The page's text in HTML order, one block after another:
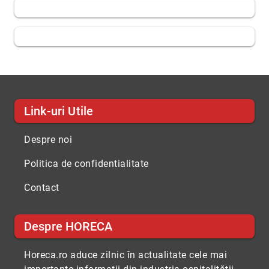
Link-uri Utile
Despre noi
Politica de confidentialitate
Contact
Despre HORECA
Horeca.ro aduce zilnic în actualitate cele mai